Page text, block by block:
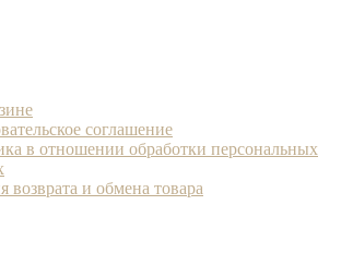
соглашение
в отношении обработки персональных
возврата и обмена товара